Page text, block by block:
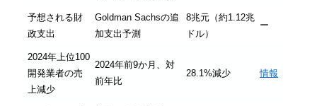
予想される財
政支出
Goldman Sachsの追
加支出予測
8兆元（約1.12兆
ドル）
ー
2024年上位100
開発業者の売
上減少
2024年前9か月、対
前年比
28.1%減少 情報